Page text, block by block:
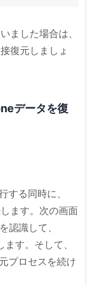
ました場合は、
復元しましょ
データを復
する同時に、
ます。次の画面
認識して、
ます。そして、
プロセスを続け